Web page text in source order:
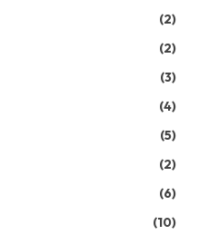
(2)
(2)
(3)
(4)
(5)
(2)
(6)
(10)